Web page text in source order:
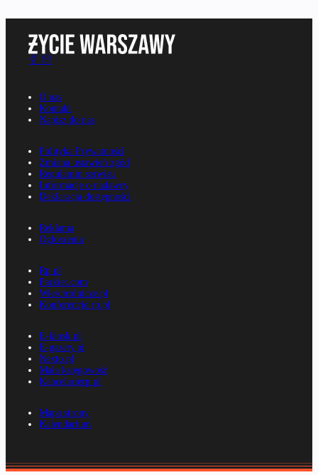
O nas
Kontakt
Napisz do nas
Polityka Prywatności
Zmiana ustawień zgód
Regulamin serwisu
Informacje o nadawcy
Deklaracja dostępności
Reklama
Ogłoszenia
Rp.pl
Parkiet.com
Wiescirolnicze.pl
Konferencje.rp.pl
E-kiosk.pl
E-gazety.pl
Nexto.pl
Mała księgowość
Kancelarierp.pl
Mapa strony
Kalendarium